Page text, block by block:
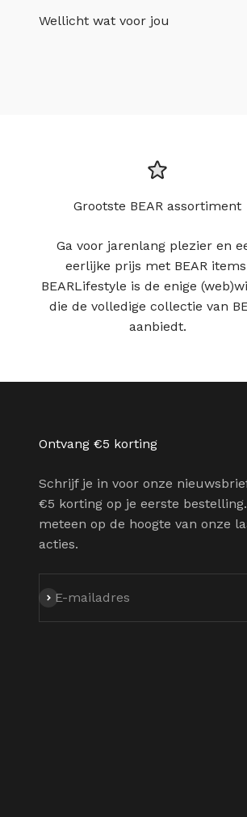
Wellicht wat voor jou
Grootste BEAR assortiment
Ga voor jarenlang plezier en
eerlijke prijs met BEAR
BEARLifestyle is de enige
die de volledige collectie van
aanbiedt.
Ontvang €5 korting
Schrijf je in voor onze
€5 korting op je eerste
meteen op de hoogte van onze
acties.
E-mailadres
Abonneren